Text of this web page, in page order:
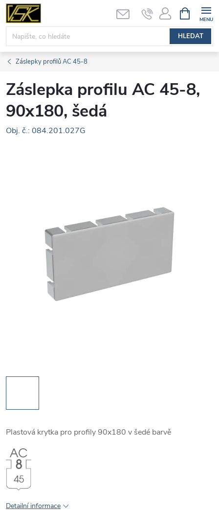
Přejít
obsah
HLEDAT
NÁKUPNÍ
KOŠÍK
Záslepky profilů AC 45-8
Záslepka profilu AC 45-8,
90x180, šedá
Obj. č.: 084.201.027G
Plastová krytka pro profily 90x180 v šedé barvě
Detailní informace